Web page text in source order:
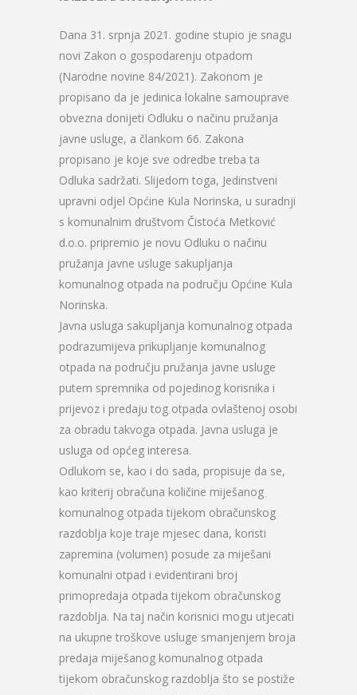
Dana 31. srpnja 2021. godine stupio je snagu
novi Zakon o gospodarenju otpadom
(Narodne novine 84/2021). Zakonom je
propisano da je jedinica lokalne samouprave
obvezna donijeti Odluku o načinu pružanja
javne usluge, a člankom 66. Zakona
propisano je koje sve odredbe treba ta
Odluka sadržati. Slijedom toga, Jedinstveni
upravni odjel Općine Kula Norinska, u suradnji
s komunalnim društvom Čistoća Metković
d.o.o. pripremio je novu Odluku o načinu
pružanja javne usluge sakupljanja
komunalnog otpada na području Općine Kula
Norinska.
Javna usluga sakupljanja komunalnog otpada
podrazumijeva prikupljanje komunalnog
otpada na području pružanja javne usluge
putem spremnika od pojedinog korisnika i
prijevoz i predaju tog otpada ovlaštenoj osobi
za obradu takvoga otpada. Javna usluga je
usluga od općeg interesa.
Odlukom se, kao i do sada, propisuje da se,
kao kriterij obračuna količine miješanog
komunalnog otpada tijekom obračunskog
razdoblja koje traje mjesec dana, koristi
zapremina (volumen) posude za miješani
komunalni otpad i evidentirani broj
primopredaja otpada tijekom obračunskog
razdoblja. Na taj način korisnici mogu utjecati
na ukupne troškove usluge smanjenjem broja
predaja miješanog komunalnog otpada
tijekom obračunskog razdoblja što se postiže